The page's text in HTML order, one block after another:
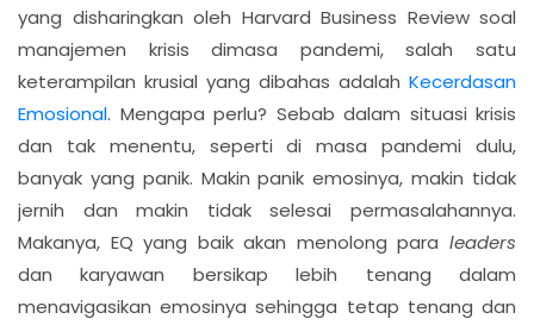
yang disharingkan oleh Harvard Business Review soal
manajemen krisis dimasa pandemi, salah satu
keterampilan krusial yang dibahas adalah Kecerdasan
Emosional. Mengapa perlu? Sebab dalam situasi krisis
dan tak menentu, seperti di masa pandemi dulu,
banyak yang panik. Makin panik emosinya, makin tidak
jernih dan makin tidak selesai permasalahannya.
Makanya, EQ yang baik akan menolong para leaders
dan karyawan bersikap lebih tenang dalam
menavigasikan emosinya sehingga tetap tenang dan